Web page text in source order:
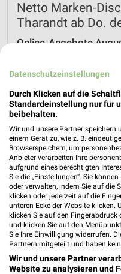
Netto Marken-
Tharandt ab Do.
Online-Angebote
📅 Kalendereintrag erstellen
WEIN SPIRITUOSEN
Datenschutzeinstellungen
Durch Klicken auf die
Standardeinstellung nur für
beibehalten.
Wir und unsere Partner
einem Gerät zu, wie z. B.
Browserspeichern, um
Anbieter verarbeiten Ihre
aufgrund eines berechtigten
Sie die „Einstellungen“. Sie
oder verwalten, indem Sie auf die
klicken oder jederzeit auf die
unteren Ecke der Website klicken.
klicken Sie auf den Fingerabdruck
und klicken Sie auf den
Sie Ihre Einwilligung widerrufen.
Partnern mitgeteilt und haben
Wir und unsere Partner
Website zu analysieren und